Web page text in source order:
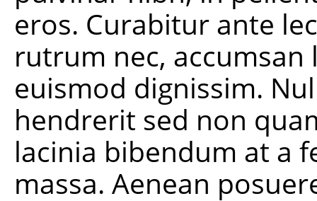
eros. Curabitur ante
rutrum nec, accumsan
euismod dignissim.
hendrerit sed non
lacinia bibendum at a
massa. Aenean